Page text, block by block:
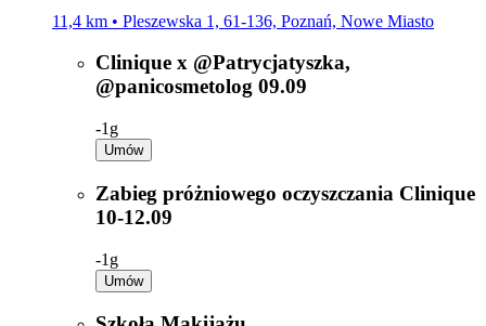
11,4 km • Pleszewska 1, 61-136, Poznań, Nowe Miasto
Clinique x @Patrycjatyszka,
@panicosmetolog 09.09
-1g
Umów
Zabieg próżniowego oczyszczania Clinique
10-12.09
-1g
Umów